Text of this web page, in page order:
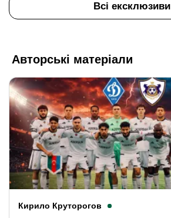
Всі ексклюзиви
Авторські матеріали
Кирило Круторогов